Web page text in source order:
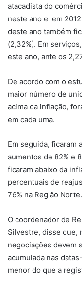
atacadista do
neste ano e, em
deste ano também
(2,32%). Em
este ano, ante os
De acordo com o
maior número de
acima da inflação,
em cada uma.
Em seguida, ficaram
aumentos de 82% e
ficaram abaixo da
percentuais de
76% na Região Norte.
O coordenador de
Silvestre, disse que,
negociações devem
acumulada nas
menor do que a